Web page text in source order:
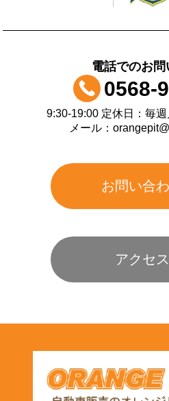
電話でのお
0568-
9:30-19:00 定休日：毎
メール：
お問い合
アクセス